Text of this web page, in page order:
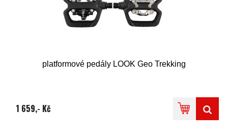
platformové pedály LOOK Geo Trekking
1 659,- Kč